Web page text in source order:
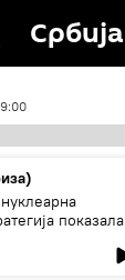
Србија
показала